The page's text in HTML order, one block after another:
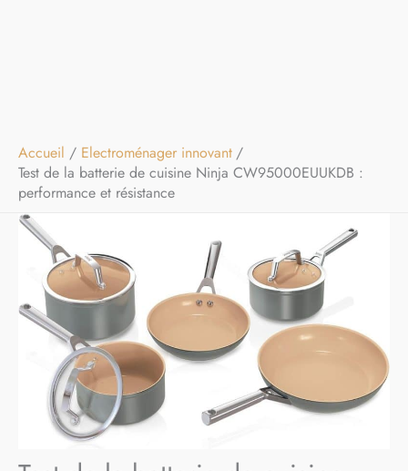
Accueil
Electroménager innovant
Test de la batterie de cuisine Ninja CW95000EUUKDB :
performance et résistance